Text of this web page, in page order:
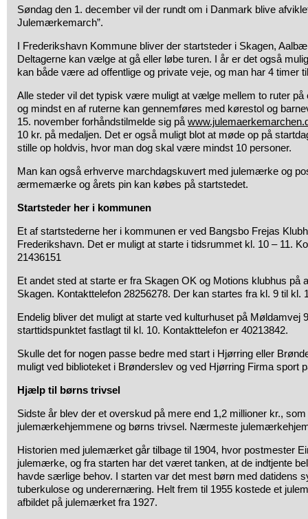
Søndag den 1. december vil der rundt om i Danmark blive
Julemærkemarch”.
I Frederikshavn Kommune bliver der startsteder i Skagen,
Deltagerne kan vælge at gå eller løbe turen. I år er det også
kan både være ad offentlige og private veje, og man har 4 timer
Alle steder vil det typisk være muligt at vælge mellem to ruter på
og mindst en af ruterne kan gennemføres med kørestol og
15. november forhåndstilmelde sig på
10 kr. på medaljen. Det er også muligt blot at møde op på
stille op holdvis, hvor man dog skal være mindst 10 personer.
Man kan også erhverve marchdagskuvert med julemærke og
ærmemærke og årets pin kan købes på startstedet.
Startsteder her i kommunen
Et af startstederne her i kommunen er ved Bangsbo Frejas
Frederikshavn. Det er muligt at starte i tidsrummet kl. 10 – 11.
21436151
Et andet sted at starte er fra Skagen OK og Motions klubhus på
Skagen. Kontakttelefon 28256278. Der kan startes fra kl. 9 til kl.
Endelig bliver det muligt at starte ved kulturhuset på Møldamvej
starttidspunktet fastlagt til kl. 10. Kontakttelefon er 40213842.
Skulle det for nogen passe bedre med start i Hjørring eller
muligt ved biblioteket i Brønderslev og ved Hjørring Firma sport
Hjælp til børns trivsel
Sidste år blev der et overskud på mere end 1,2 millioner kr., som
julemærkehjemmene og børns trivsel. Nærmeste
Historien med julemærket går tilbage til 1904, hvor postmester
julemærke, og fra starten har det været tanken, at de indtjente
havde særlige behov. I starten var det mest børn med datidens
tuberkulose og underernæring. Helt frem til 1955 kostede et
afbildet på julemærket fra 1927.